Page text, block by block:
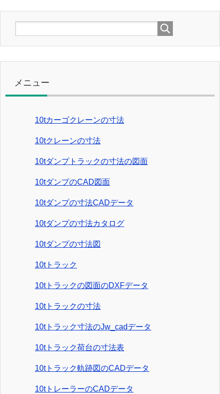
メニュー
10tカーゴクレーンの寸法
10tクレーンの寸法
10tダンプトラックの寸法の図面
10tダンプのCAD図面
10tダンプの寸法CADデータ
10tダンプの寸法カタログ
10tダンプの寸法図
10tトラック
10tトラックの図面のDXFデータ
10tトラックの寸法
10tトラック寸法のJw_cadデータ
10tトラック荷台の寸法表
10tトラック軌跡図のCADデータ
10tトレーラーのCADデータ